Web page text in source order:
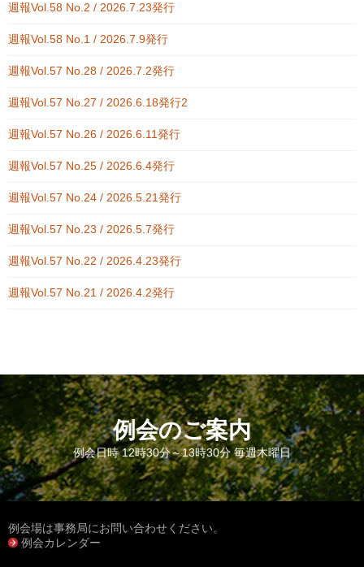
週報Vol.58 No.2 / 2026.7.23発行
週報Vol.58 No.1 / 2026.7.9発行
週報Vol.57 No.28 / 2026.7.2発行
週報Vol.57 No.27 / 2026.6.18発行2
週報Vol.57 No.26 / 2026.6.11発行
週報Vol.57 No.25 / 2026.6.4発行
週報Vol.57 No.24 / 2026.5.21発行
週報Vol.57 No.23 / 2026.5.7発行
週報Vol.57 No.22 / 2026.4.23発行
週報Vol.57 No.21 / 2026.4.2発行
例会のご案内
例会日時 12時30分～13時30分 毎週木曜日
例会場は事務局にお問い合わせください。
例会カレンダー